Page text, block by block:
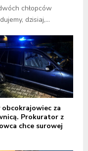
chłopców
dzisiaj,...
obcokrajowiec za
Prokurator z
chce surowej